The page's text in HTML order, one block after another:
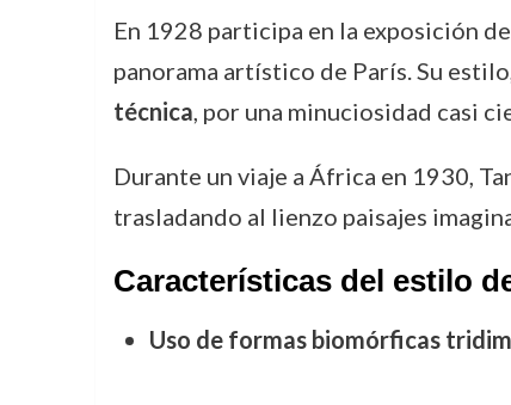
En 1928 participa en la exposición
panorama artístico de París. Su
técnica, por una minuciosidad casi
Durante un viaje a África en 1930,
trasladando al lienzo paisajes
Características del estilo
Uso de formas biomórficas